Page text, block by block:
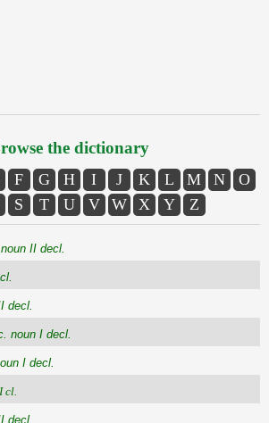
the dictionary
F G H I J K L M N
O
S T U V W X Y Z
II decl.
decl.
noun I decl.
I decl.
cl.
decl.